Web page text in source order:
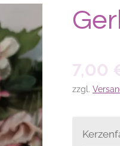
7,00
zzgl.